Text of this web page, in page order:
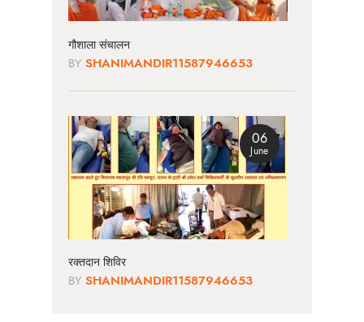
गौशाला संचालन
BY SHANIMANDIR11587946653
06
June
रक्तदान शिविर
BY SHANIMANDIR11587946653